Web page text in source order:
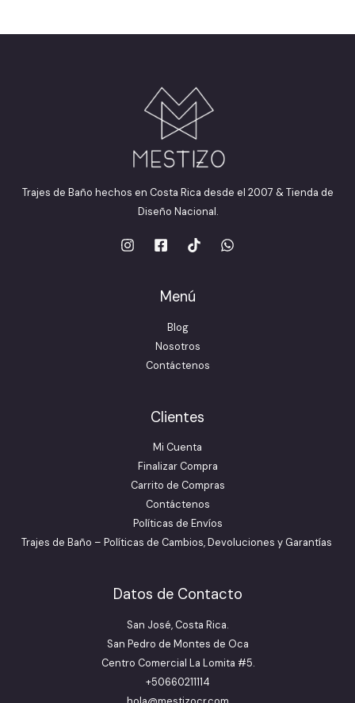
Trajes de Baño hechos en Costa Rica desde el 2007 & Tienda de
Diseño Nacional.
Menú
Blog
Nosotros
Contáctenos
Clientes
Mi Cuenta
Finalizar Compra
Carrito de Compras
Contáctenos
Políticas de Envíos
Trajes de Baño – Políticas de Cambios, Devoluciones y Garantías
Datos de Contacto
San José, Costa Rica.
San Pedro de Montes de Oca
Centro Comercial La Lomita #5.
+50660211114